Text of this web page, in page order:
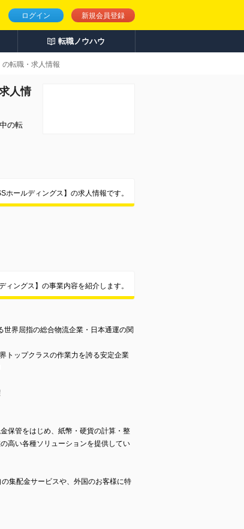
ログイン 新規会員登録
転職ノウハウ
転職・求人情報
人情
の転
ールディングス】の求人情報です。
ングス】の事業内容を紹介します。
界屈指の総合物流企業・日本通運の関
トップクラスの作業力を誇る安定企業
保管をはじめ、紙幣・硬貨の計算・整
高い各種ソリューションを提供してい
集配金サービスや、外国のお客様に特